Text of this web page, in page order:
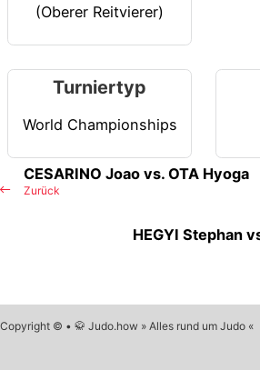
(Oberer Reitvierer)
Turniertyp
World Championships
Zurück
CESARINO Joao vs. OTA Hyoga
HEGYI Stephan
Copyright © • 🥋 Judo.how » Alles rund um Judo «